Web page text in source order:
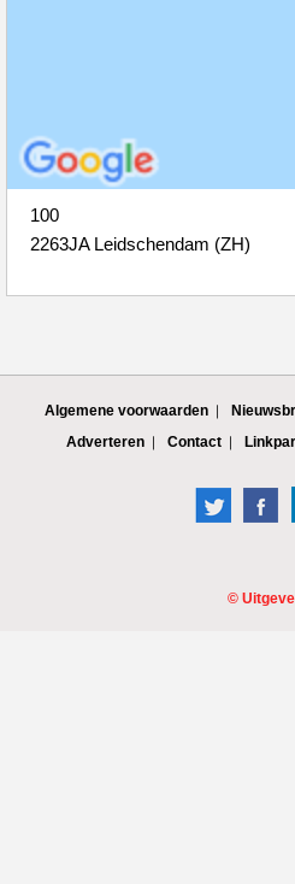
100
2263JA Leidschendam (ZH)
Algemene voorwaarden
Adverteren
Contact
©